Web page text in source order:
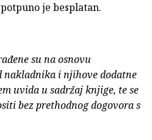
je besplatan.
su na osnovu
i njihove dodatne
uvida u sadržaj knjige, te se
bez prethodnog dogovora s